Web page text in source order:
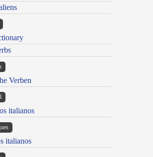
Verben
italianos
italianos